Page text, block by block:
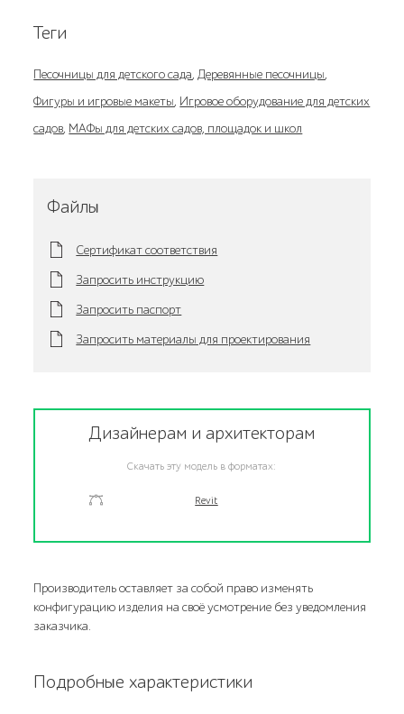
Теги
Песочницы для детского сада,Деревянные песочницы,
Фигуры и игровые макеты, Игровое оборудование для детских
садов, МАФы для детских садов, площадок и школ
Файлы
Сертификат соответствия
Запросить инструкцию
Запросить паспорт
Запросить материалы для проектирования
Дизайнерам и архитекторам
Скачать эту модель в форматах:
Revit
Производитель оставляет за собой право изменять
конфигурацию изделия на своё усмотрение без уведомления
заказчика.
Подробные характеристики